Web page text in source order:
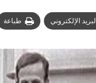
البريد الإلكتروني طباعة